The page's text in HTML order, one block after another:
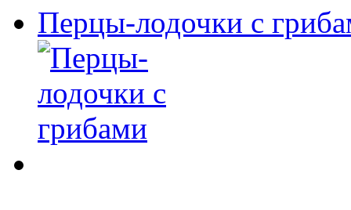
Перцы-лодочки с